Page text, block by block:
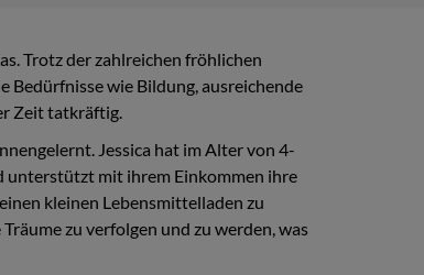
Trotz der zahlreichen fröhlichen
Bedürfnisse wie Bildung, ausreichende
Zeit tatkräftig.
Jessica hat im Alter von 4-
unterstützt mit ihrem Einkommen ihre
kleinen Lebensmittelladen zu
zu verfolgen und zu werden, was